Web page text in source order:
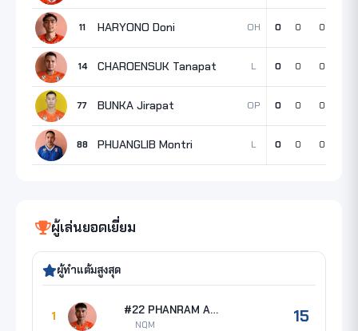
11 HARYONO Doni OH 0 0 0
14 CHAROENSUK Tanapat L 0 0 0
77 BUNKA Jirapat OP 0 0 0
88 PHUANGLIB Montri L 0 0 0
ผู้เล่นยอดเยี่ยม
ผู้ทำแต้มสูงสุด
1 #22 PHANRAM Anurak
NQM 15